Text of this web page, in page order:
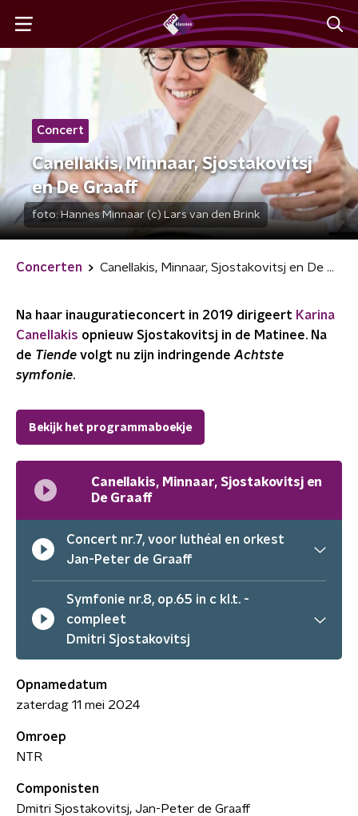
Concert
Canellakis, Minnaar, Sjostakovitsj
en De Graaff
foto:Hannes Minnaar (c) Lars van den Brink
Concerten Canellakis, Minnaar, Sjostakovitsj en De Graaff
Na haar inauguratieconcert in 2019 dirigeert Karina
Canellakis opnieuw Sjostakovitsj in de Matinee. Na
de Tiende volgt nu zijn indringende Achtste
symfonie.
Bekijk het programmaboekje
Canellakis, Minnaar, Sjostakovitsj en
De Graaff
Concert nr.7, voor luthéal en orkest
Jan-Peter de Graaff
Symfonie nr.8, op.65 in c kl.t. -
compleet
Dmitri Sjostakovitsj
Opnamedatum
zaterdag 11 mei 2024
Omroep
NTR
Componisten
Dmitri Sjostakovitsj, Jan-Peter de Graaff